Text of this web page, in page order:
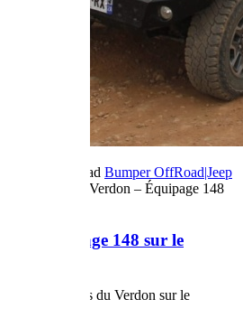
BumperOffroad Bumper OffRoad|Jeep
Gazelles du Verdon – Équipage 148
– Équipage 148 sur le
Les Gazelles du Verdon sur le